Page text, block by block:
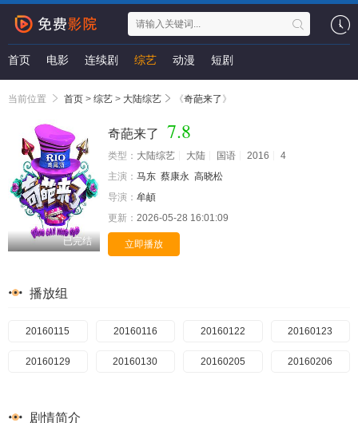
首页 电影 连续剧 综艺 动漫 短剧
当前位置 首页 > 综艺 > 大陆综艺 《奇葩来了 》
已完结
奇葩来了 7.8
类型： 大陆综艺 大陆 国语 2016
4
主演： 马东 蔡康永 高晓松
导演： 牟頔
更新： 2026-05-28 16:01:09
立即播放
播放组
20160115 20160116 20160122 20160123
20160129 20160130 20160205 20160206
剧情简介